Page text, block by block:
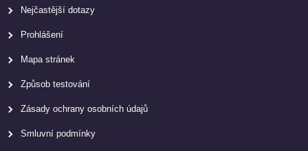
Nejčastější dotazy
Prohlášení
Mapa stránek
Způsob testování
Zásady ochrany osobních údajů
Smluvní podmínky